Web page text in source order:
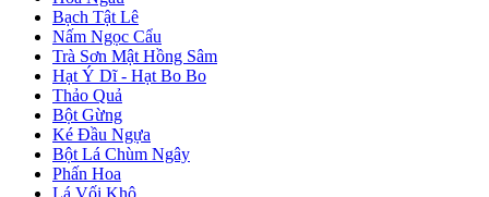
Bạch Tật Lê
Nấm Ngọc Cẩu
Trà Sơn Mật Hồng Sâm
Hạt Ý Dĩ - Hạt Bo Bo
Thảo Quả
Bột Gừng
Ké Đầu Ngựa
Bột Lá Chùm Ngây
Phấn Hoa
Lá Vối Khô